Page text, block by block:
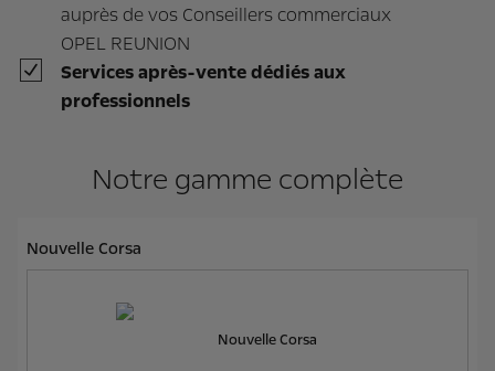
auprès de vos Conseillers commerciaux
OPEL REUNION
Services après-vente dédiés aux
professionnels
Notre gamme complète
Nouvelle Corsa
Nouvelle Corsa